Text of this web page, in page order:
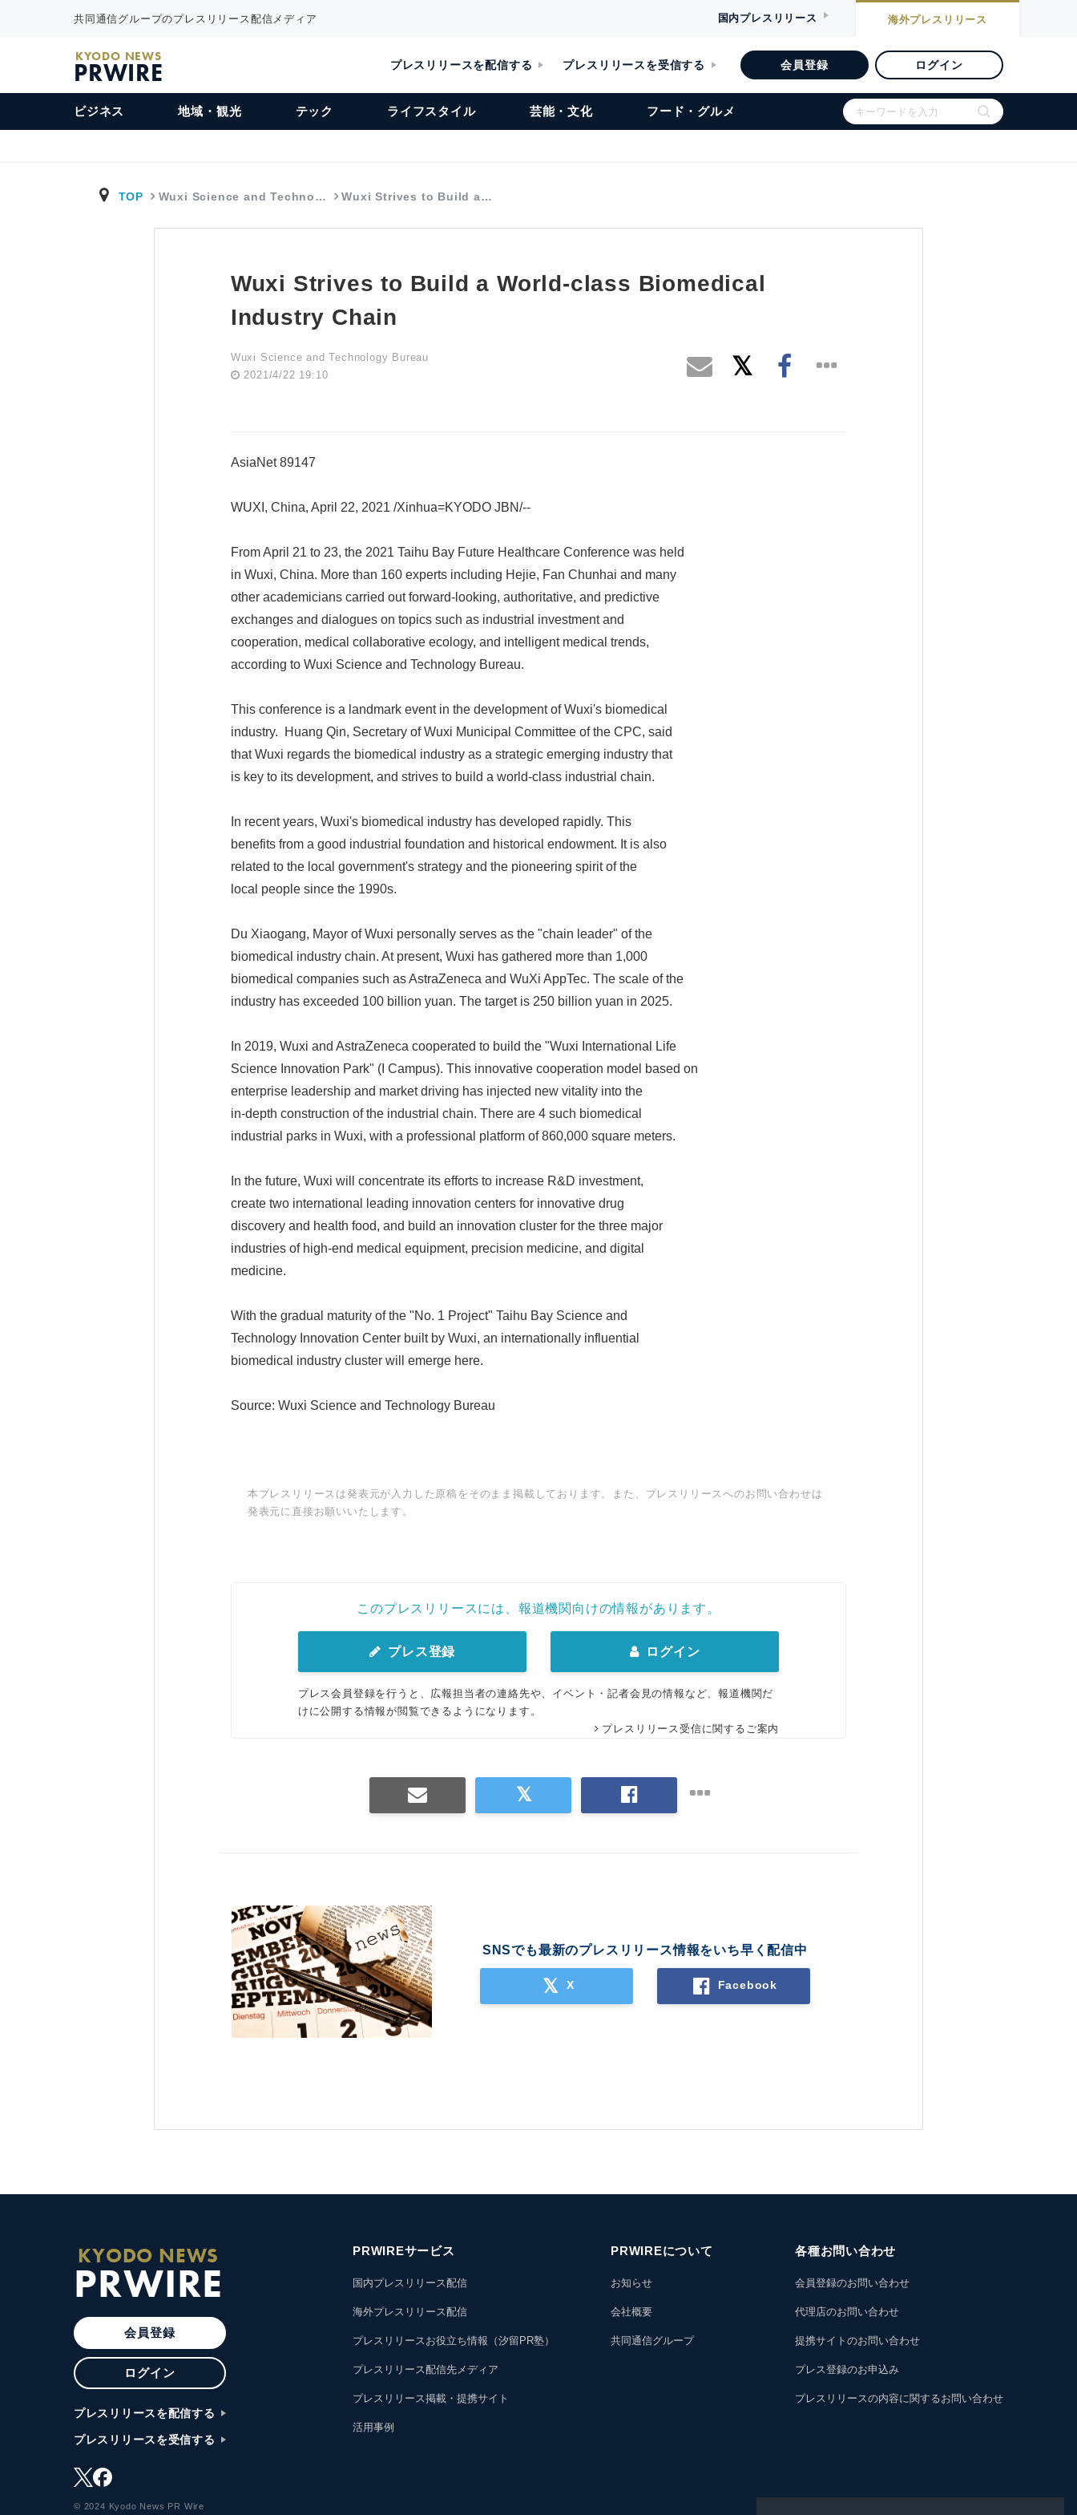
共同通信グループのプレスリリース配信メディア 国内プレスリリース 海外プレスリリース
KYODO NEWS
PRWIRE プレスリリースを配信する プレスリリースを受信する 会員登録 ログイン
ビジネス 地域・観光 テック ライフスタイル 芸能・文化 フード・グルメ
TOP Wuxi Science and Techno… Wuxi Strives to Build a…
Wuxi Strives to Build a World-class Biomedical
Industry Chain
Wuxi Science and Technology Bureau
2021/4/22 19:10
AsiaNet 89147
WUXI, China, April 22, 2021 /Xinhua=KYODO JBN/--
From April 21 to 23, the 2021 Taihu Bay Future Healthcare Conference was held
in Wuxi, China. More than 160 experts including Hejie, Fan Chunhai and many
other academicians carried out forward-looking, authoritative, and predictive
exchanges and dialogues on topics such as industrial investment and
cooperation, medical collaborative ecology, and intelligent medical trends,
according to Wuxi Science and Technology Bureau.
This conference is a landmark event in the development of Wuxi's biomedical
industry. Huang Qin, Secretary of Wuxi Municipal Committee of the CPC, said
that Wuxi regards the biomedical industry as a strategic emerging industry that
is key to its development, and strives to build a world-class industrial chain.
In recent years, Wuxi's biomedical industry has developed rapidly. This
benefits from a good industrial foundation and historical endowment. It is also
related to the local government's strategy and the pioneering spirit of the
local people since the 1990s.
Du Xiaogang, Mayor of Wuxi personally serves as the "chain leader" of the
biomedical industry chain. At present, Wuxi has gathered more than 1,000
biomedical companies such as AstraZeneca and WuXi AppTec. The scale of the
industry has exceeded 100 billion yuan. The target is 250 billion yuan in 2025.
In 2019, Wuxi and AstraZeneca cooperated to build the "Wuxi International Life
Science Innovation Park" (I Campus). This innovative cooperation model based on
enterprise leadership and market driving has injected new vitality into the
in-depth construction of the industrial chain. There are 4 such biomedical
industrial parks in Wuxi, with a professional platform of 860,000 square meters.
In the future, Wuxi will concentrate its efforts to increase R&D investment,
create two international leading innovation centers for innovative drug
discovery and health food, and build an innovation cluster for the three major
industries of high-end medical equipment, precision medicine, and digital
medicine.
With the gradual maturity of the "No. 1 Project" Taihu Bay Science and
Technology Innovation Center built by Wuxi, an internationally influential
biomedical industry cluster will emerge here.
Source: Wuxi Science and Technology Bureau
本プレスリリースは発表元が入力した原稿をそのまま掲載しております。また、プレスリリースへのお問い合わせは
発表元に直接お願いいたします。
このプレスリリースには、報道機関向けの情報があります。
プレス登録 ログイン
プレス会員登録を行うと、広報担当者の連絡先や、イベント・記者会見の情報など、報道機関だ
けに公開する情報が閲覧できるようになります。
プレスリリース受信に関するご案内
SNSでも最新のプレスリリース情報をいち早く配信中
X Facebook
KYODO NEWS
PRWIRE
会員登録
ログイン
プレスリリースを配信する
プレスリリースを受信する
© 2024 Kyodo News PR Wire
PRWIREサービス
国内プレスリリース配信
海外プレスリリース配信
プレスリリースお役立ち情報（汐留PR塾）
プレスリリース配信先メディア
プレスリリース掲載・提携サイト
活用事例
PRWIREについて
お知らせ
会社概要
共同通信グループ
各種お問い合わせ
会員登録のお問い合わせ
代理店のお問い合わせ
提携サイトのお問い合わせ
プレス登録のお申込み
プレスリリースの内容に関するお問い合わせ
Japanese